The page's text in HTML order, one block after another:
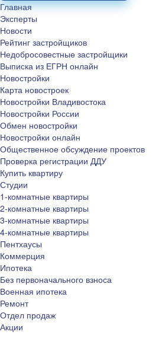
Главная
Эксперты
Новости
Рейтинг застройщиков
Недобросовестные застройщики
Выписка из ЕГРН онлайн
Новостройки
Карта новостроек
Новостройки Владивостока
Новостройки России
Обмен новостройки
Новостройки онлайн
Общественное обсуждение проектов
Проверка регистрации ДДУ
Купить квартиру
Студии
1-комнатные квартиры
2-комнатные квартиры
3-комнатные квартиры
4-комнатные квартиры
Пентхаусы
Коммерция
Ипотека
Без первоначального взноса
Военная ипотека
Ремонт
Отдел продаж
Акции